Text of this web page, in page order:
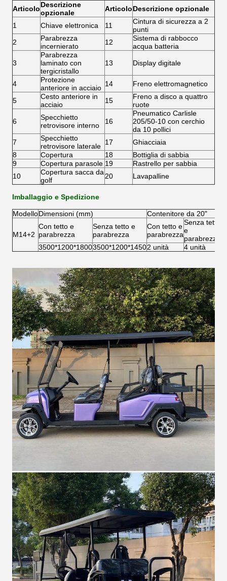
ArticoloDescrizione
opzionale
ArticoloDescrizione opzionale
1 Chiave elettronica 11
Cintura di sicurezza a 2
punti
2
Parabrezza
incernierato
12
Sistema di rabbocco
acqua batteria
3
Parabrezza
laminato con
tergicristallo
13 Display digitale
4
Protezione
anteriore in acciaio 14 Freno elettromagnetico
5
Cesto anteriore in
acciaio
15
Freno a disco a quattro
ruote
6
Specchietto
retrovisore interno
16
Pneumatico Carlisle
205/50-10 con cerchio
da 10 pollici
7
Specchietto
retrovisore laterale 17
Ghiacciaia
8
Copertura 18
Bottiglia di sabbia
9
Copertura parasole 19
Rastrello per sabbia
10
Copertura sacca da
golf
20 Lavapalline
Imballaggio e Spedizione
ModelloDimensioni (mm) Contenitore da 20"
M14+2
Con tetto e
parabrezza
Senza tetto e
parabrezza
Con tetto e
parabrezza
Senza tetto
e
parabrezza
3500*1200*18003500*1200*14502 unità 4 unità